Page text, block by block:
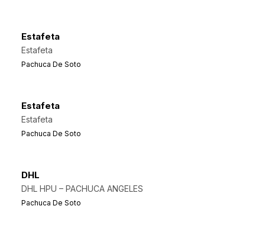
Estafeta
Estafeta
Pachuca De Soto
Estafeta
Estafeta
Pachuca De Soto
DHL
DHL HPU – PACHUCA ANGELES
Pachuca De Soto